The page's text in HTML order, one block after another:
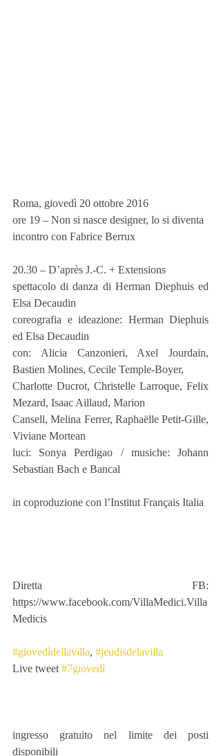
Roma, giovedì 20 ottobre 2016
ore 19 – Non si nasce designer, lo si diventa
incontro con Fabrice Berrux
20.30 – D’après J.-C. + Extensions
spettacolo di danza di Herman Diephuis ed
Elsa Decaudin
coreografia e ideazione: Herman Diephuis
ed Elsa Decaudin
con: Alicia Canzonieri, Axel Jourdain,
Bastien Molines, Cecile Temple-Boyer,
Charlotte Ducrot, Christelle Larroque, Felix
Mezard, Isaac Aillaud, Marion
Cansell, Melina Ferrer, Raphaëlle Petit-Gille,
Viviane Mortean
luci: Sonya Perdigao / musiche: Johann
Sebastian Bach e Bancal
in coproduzione con l’Institut Français Italia
Diretta FB:
https://www.facebook.com/VillaMedici.Villa
Medicis
#giovedìdellavilla, #jeudisdelavilla
Live tweet #7giovedì
ingresso gratuito nel limite dei posti
disponibili